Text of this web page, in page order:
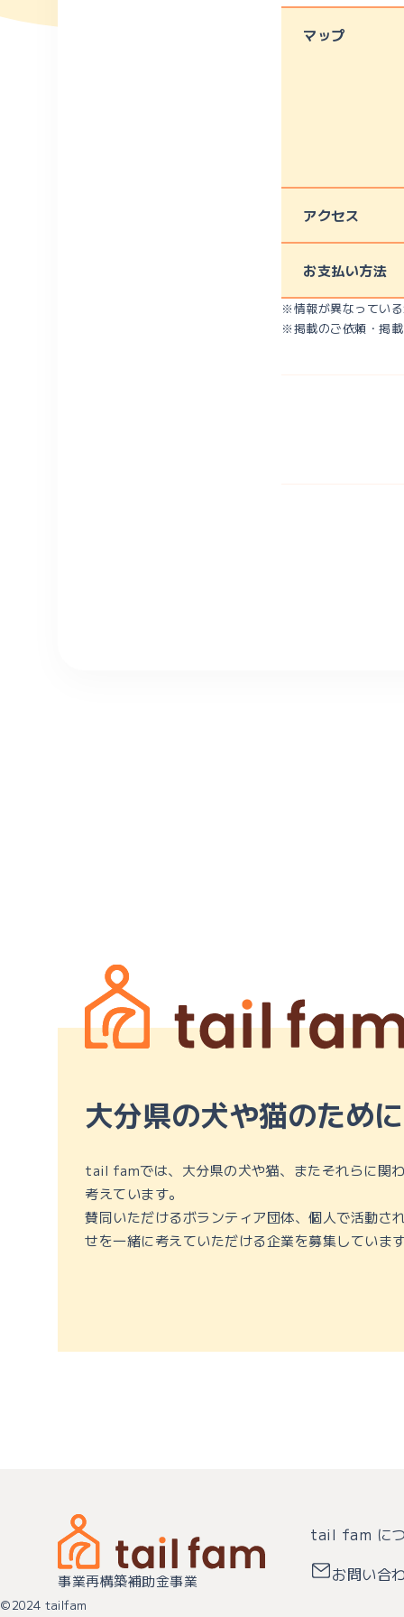
マップ
アクセス
お支払い方法
※情報が異なってい
※掲載のご依頼・掲
大分県の犬や猫のために
tail famでは、大分県の犬や猫、またそれらに関
考えています。
賛同いただけるボランティア団体、個人で活動さ
せを一緒に考えていただける企業を募集していま
事業再構築補助金事業
tail fam に
お問い合
©2024 tailfam